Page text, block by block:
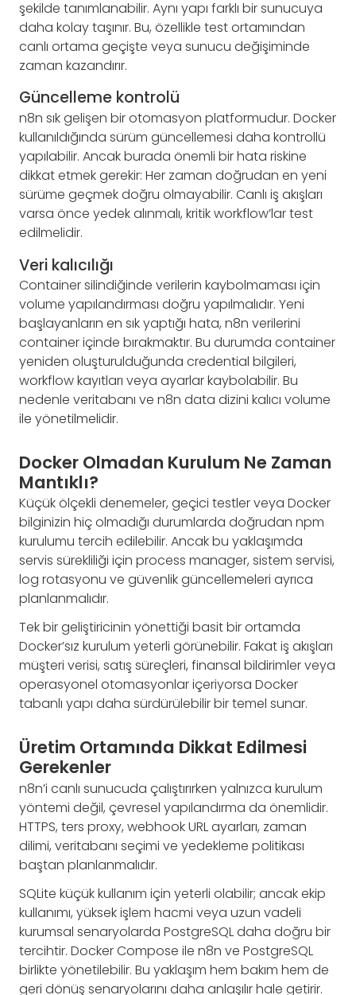
şekilde tanımlanabilir. Aynı yapı farklı bir sunucuya
daha kolay taşınır. Bu, özellikle test ortamından
canlı ortama geçişte veya sunucu değişiminde
zaman kazandırır.
Güncelleme kontrolü
n8n sık gelişen bir otomasyon platformudur. Docker
kullanıldığında sürüm güncellemesi daha kontrollü
yapılabilir. Ancak burada önemli bir hata riskine
dikkat etmek gerekir: Her zaman doğrudan en yeni
sürüme geçmek doğru olmayabilir. Canlı iş akışları
varsa önce yedek alınmalı, kritik workflow’lar test
edilmelidir.
Veri kalıcılığı
Container silindiğinde verilerin kaybolmaması için
volume yapılandırması doğru yapılmalıdır. Yeni
başlayanların en sık yaptığı hata, n8n verilerini
container içinde bırakmaktır. Bu durumda container
yeniden oluşturulduğunda credential bilgileri,
workflow kayıtları veya ayarlar kaybolabilir. Bu
nedenle veritabanı ve n8n data dizini kalıcı volume
ile yönetilmelidir.
Docker Olmadan Kurulum Ne Zaman
Mantıklı?
Küçük ölçekli denemeler, geçici testler veya Docker
bilginizin hiç olmadığı durumlarda doğrudan npm
kurulumu tercih edilebilir. Ancak bu yaklaşımda
servis sürekliliği için process manager, sistem servisi,
log rotasyonu ve güvenlik güncellemeleri ayrıca
planlanmalıdır.
Tek bir geliştiricinin yönettiği basit bir ortamda
Docker’sız kurulum yeterli görünebilir. Fakat iş akışları
müşteri verisi, satış süreçleri, finansal bildirimler veya
operasyonel otomasyonlar içeriyorsa Docker
tabanlı yapı daha sürdürülebilir bir temel sunar.
Üretim Ortamında Dikkat Edilmesi
Gerekenler
n8n’i canlı sunucuda çalıştırırken yalnızca kurulum
yöntemi değil, çevresel yapılandırma da önemlidir.
HTTPS, ters proxy, webhook URL ayarları, zaman
dilimi, veritabanı seçimi ve yedekleme politikası
baştan planlanmalıdır.
SQLite küçük kullanım için yeterli olabilir; ancak ekip
kullanımı, yüksek işlem hacmi veya uzun vadeli
kurumsal senaryolarda PostgreSQL daha doğru bir
tercihtir. Docker Compose ile n8n ve PostgreSQL
birlikte yönetilebilir. Bu yaklaşım hem bakım hem de
geri dönüş senaryolarını daha anlaşılır hale getirir.